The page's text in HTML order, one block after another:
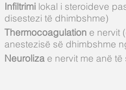
Infiltrimi lokal i steroideve
disestezi të dhimbshme)
Thermocoagulation e nervit
anestezisë së dhimbshme
Neuroliza e nervit me anë